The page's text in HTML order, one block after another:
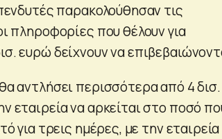
παρακολούθησαν τις
πληροφορίες που θέλουν για
ευρώ δείχνουν να
αντλήσει περισσότερα από 4 δισ.
εταιρεία να αρκείται στο ποσό
για τρεις ημέρες, με την εταιρεία